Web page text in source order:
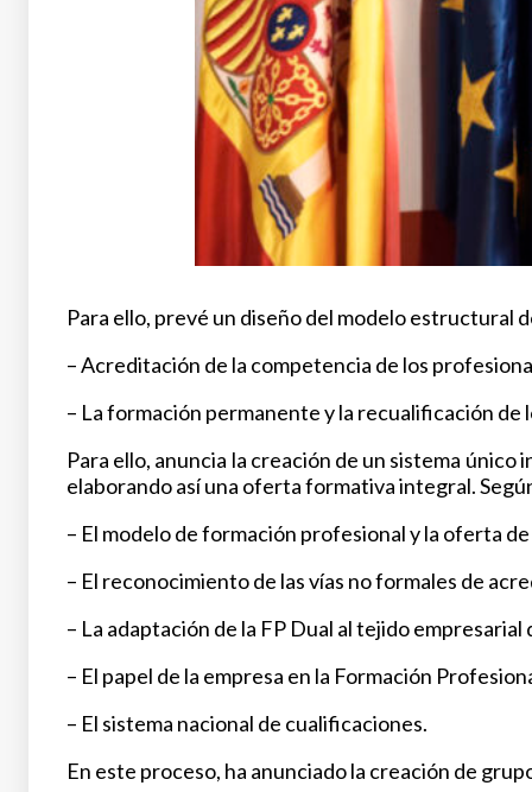
Para ello, prevé un diseño del modelo estructural
– Acreditación de la competencia de los
– La formación permanente y la recualificación de
Para ello, anuncia la creación de un sistema
elaborando así una oferta formativa integral.
– El modelo de formación profesional y la oferta
– El reconocimiento de las vías no formales de
– La adaptación de la FP Dual al tejido empresarial
– El papel de la empresa en la Formación
– El sistema nacional de cualificaciones.
En este proceso, ha anunciado la creación de